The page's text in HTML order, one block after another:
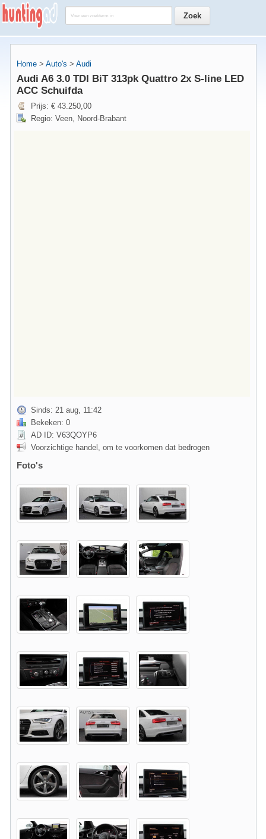
Home > Auto's > Audi
Audi A6 3.0 TDI BiT 313pk Quattro 2x S-line LED
ACC Schuifda
Prijs: € 43.250,00
Regio: Veen, Noord-Brabant
Sinds: 21 aug, 11:42
Bekeken: 0
AD ID: V63QOYP6
Voorzichtige handel, om te voorkomen dat bedrogen
Foto's